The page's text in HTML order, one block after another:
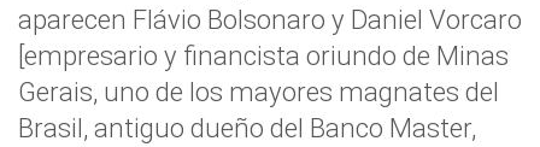
aparecen Flávio Bolsonaro y Daniel Vorcaro
[empresario y financista oriundo de Minas
Gerais, uno de los mayores magnates del
Brasil, antiguo dueño del Banco Master,